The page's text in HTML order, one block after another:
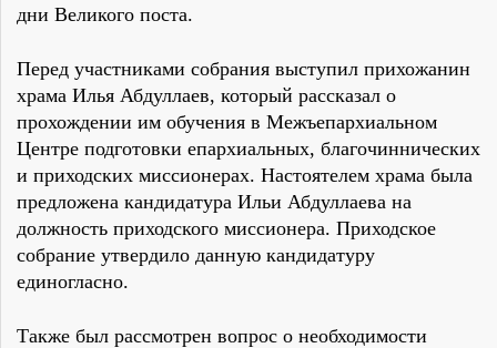
дни Великого поста.
Перед участниками собрания выступил прихожанин
храма Илья Абдуллаев, который рассказал о
прохождении им обучения в Межъепархиальном
Центре подготовки епархиальных, благочиннических
и приходских миссионерах. Настоятелем храма была
предложена кандидатура Ильи Абдуллаева на
должность приходского миссионера. Приходское
собрание утвердило данную кандидатуру
единогласно.
Также был рассмотрен вопрос о необходимости